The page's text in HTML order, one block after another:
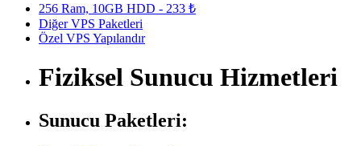
256 Ram, 10GB HDD - 233 ₺
Diğer VPS Paketleri
Özel VPS Yapılandır
Fiziksel Sunucu Hizmetleri
Sunucu Paketleri: